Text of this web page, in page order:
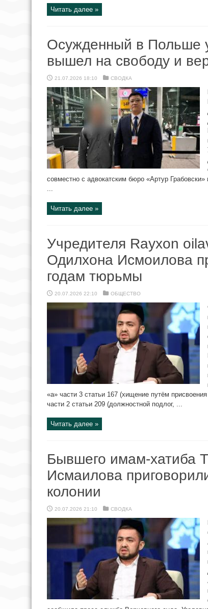
Читать далее »
Осужденный в Польше
вышел на свободу и
21.07.2026 18:10 СВОДКА
совместно с адвокатским бюро «Артур
Читать далее »
Учредителя Rayxon
Одилхона Исмоилова
годам тюрьмы
20.07.2026 22:10 ОБЩЕСТВО
«а» части 3 статьи 167 (хищение путём
части 2 статьи 209 (должностной подлог, ...
Читать далее »
Бывшего имам-хатиба
Исмаилова
колонии
20.07.2026 21:10 СВОДКА